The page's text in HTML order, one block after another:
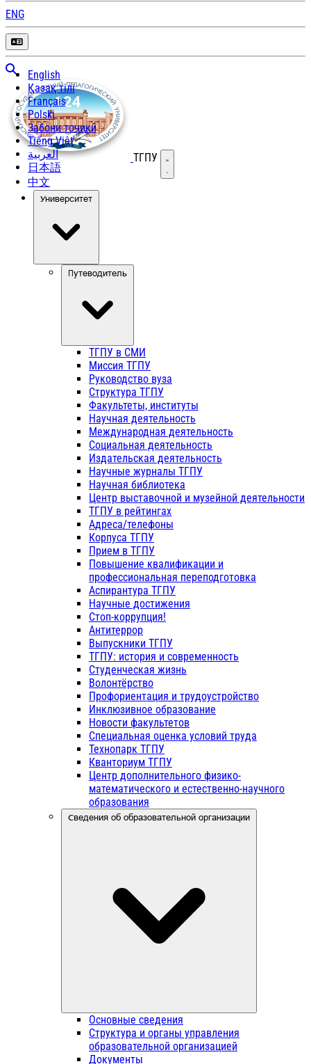
ENG
English
Қазақ тілі
Français
Polski
Забони тоҷикӣ
Tiếng Việt
العربية
日本語
中文
ТГПУ Открыть меню
Университет
Путеводитель
ТГПУ в СМИ
Миссия ТГПУ
Руководство вуза
Структура ТГПУ
Факультеты, институты
Научная деятельность
Международная деятельность
Социальная деятельность
Издательская деятельность
Научные журналы ТГПУ
Научная библиотека
Центр выставочной и музейной деятельности
ТГПУ в рейтингах
Адреса/телефоны
Корпуса ТГПУ
Прием в ТГПУ
Повышение квалификации и
профессиональная переподготовка
Аспирантура ТГПУ
Научные достижения
Стоп-коррупция!
Антитеррор
Выпускники ТГПУ
ТГПУ: история и современность
Студенческая жизнь
Волонтёрство
Профориентация и трудоустройство
Инклюзивное образование
Новости факультетов
Специальная оценка условий труда
Технопарк ТГПУ
Кванториум ТГПУ
Центр дополнительного физико-
математического и естественно-научного
образования
Сведения об образовательной организации
Основные сведения
Структура и органы управления
образовательной организацией
Документы